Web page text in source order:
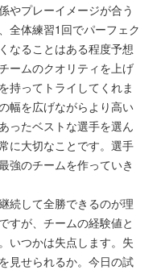
やプレーイメージが合う
全体練習1回でパーフェク
なることはある程度予想
ームのクオリティを上げ
持ってトライしてくれま
幅を広げながらより高い
ったベストな選手を選ん
に大切なことです。選手
強のチームを作っていき
続して全勝できるのが理
すが、チームの経験値と
いつかは失点します。失
見せられるか。今日の試